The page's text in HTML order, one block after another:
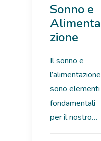
Sonno e
Alimenta
zione
Il sonno e
l’alimentazione
sono elementi
fondamentali
per il nostro…